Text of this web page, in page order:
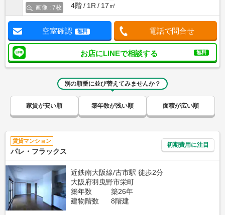
画像 : 7枚
4階
1R 17㎡
空室確認 無料 電話で問合せ
お店にLINEで相談する 無料
別の順番に並び替えてみませんか？
家賃が安い順 築年数が浅い順 面積が広い順
賃貸マンション
パレ・フラックス
初期費用に注目
近鉄南大阪線/古市駅 徒歩2分
大阪府羽曳野市栄町
築年数
築26年
建物階数
8階建